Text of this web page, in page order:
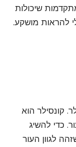
שיכולות
להראות מושקע.
קונסילר הוא
כדי להשיג
לגוון העור